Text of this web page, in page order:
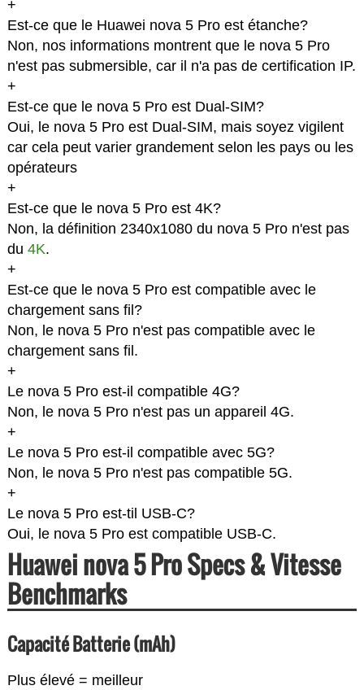
+
Est-ce que le Huawei nova 5 Pro est étanche?
Non, nos informations montrent que le nova 5 Pro
n'est pas submersible, car il n'a pas de certification IP.
+
Est-ce que le nova 5 Pro est Dual-SIM?
Oui, le nova 5 Pro est Dual-SIM, mais soyez vigilent
car cela peut varier grandement selon les pays ou les
opérateurs
+
Est-ce que le nova 5 Pro est 4K?
Non, la définition 2340x1080 du nova 5 Pro n'est pas
du 4K.
+
Est-ce que le nova 5 Pro est compatible avec le
chargement sans fil?
Non, le nova 5 Pro n'est pas compatible avec le
chargement sans fil.
+
Le nova 5 Pro est-il compatible 4G?
Non, le nova 5 Pro n'est pas un appareil 4G.
+
Le nova 5 Pro est-il compatible avec 5G?
Non, le nova 5 Pro n'est pas compatible 5G.
+
Le nova 5 Pro est-til USB-C?
Oui, le nova 5 Pro est compatible USB-C.
Huawei nova 5 Pro Specs & Vitesse
Benchmarks
Capacité Batterie (mAh)
Plus élevé = meilleur